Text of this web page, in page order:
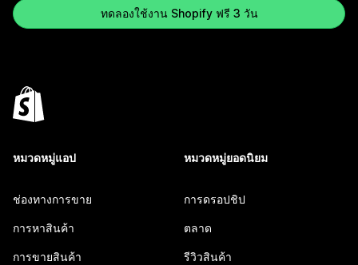
ทดลองใช้งาน Shopify ฟรี 3 วัน
หมวดหมู่แอป
ช่องทางการขาย
การหาสินค้า
การขายสินค้า
หมวดหมู่ยอดนิยม
การดรอปชิป
ตลาด
รีวิวสินค้า